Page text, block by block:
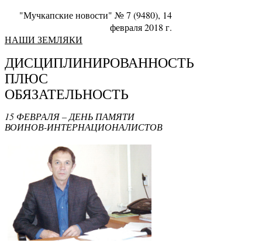
"Мучкапские новости" № 7 (9480), 14
февраля 2018 г.
НАШИ ЗЕМЛЯКИ
ДИСЦИПЛИНИРОВАННОСТЬ
ПЛЮС
ОБЯЗАТЕЛЬНОСТЬ
15 ФЕВРАЛЯ – ДЕНЬ ПАМЯТИ
ВОИНОВ-ИНТЕРНАЦИОНАЛИСТОВ